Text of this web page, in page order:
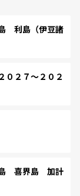
利島（伊豆諸
２７～２０２
喜界島 加計